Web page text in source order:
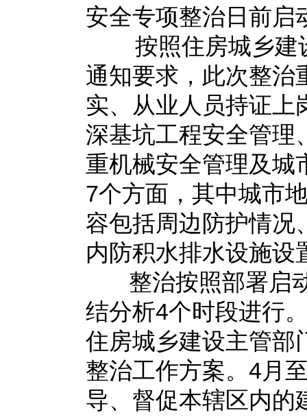
安全专项整治日前启
按照住房城乡建
通知要求，此次整治
实、从业人员持证上
深基坑工程安全管理
重机械安全管理及城
7个方面，其中城市
容包括周边防护情况
内防积水排水设施设
整治按照部署启动
结分析4个时段进行
住房城乡建设主管部
整治工作方案。4月
导、督促本辖区内的